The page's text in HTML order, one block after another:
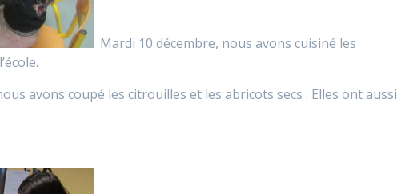
Mardi 10 décembre, nous avons cuisiné les
avons coupé les citrouilles et les abricots secs . Elles ont aussi